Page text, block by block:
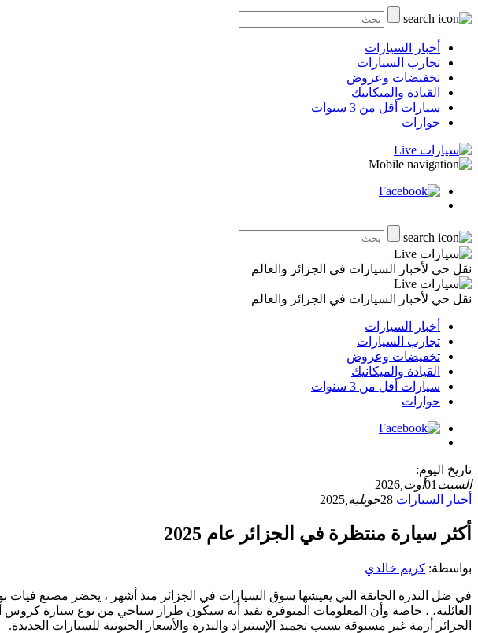
أخبار السيارات
تجارب السيارات
تخفيضات وعروض
القيادة والميكانيك
سيارات أقل من 3 سنوات
حوارات
نقل حي لأخبار السيارات في الجزائر والعالم
نقل حي لأخبار السيارات في الجزائر والعالم
أخبار السيارات
تجارب السيارات
تخفيضات وعروض
القيادة والميكانيك
سيارات أقل من 3 سنوات
حوارات
تاريخ اليوم:
السبت 01أوت, 2026
أخبار السيارات 28جويلية, 2025
أكثر سيارة منتظرة في الجزائر عام 2025
بواسطة: كريم خالدي
في ضل الندرة الخانقة التي يعيشها سوق السيارات في الجزائر منذ أشهر ، يحضر مصنع فيات
العائلية، ، خاصة وأن المعلومات المتوفرة تفيد أنه سيكون طراز سياحي من نوع سيارة
الجزائر أزمة غير مسبوقة بسبب تجميد الإستيراد والندرة والأسعار الجنونية للسيارات الجديدة.